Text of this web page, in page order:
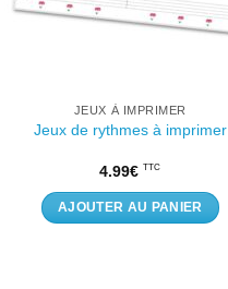
JEUX À IMPRIMER
Jeux de rythmes à imprimer
4.99€ TTC
AJOUTER AU PANIER